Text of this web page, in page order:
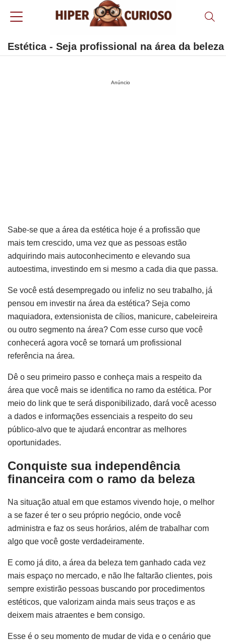
Estética - Seja profissional na área da beleza
Anúncio
Sabe-se que a área da estética hoje é a profissão que
mais tem crescido, uma vez que as pessoas estão
adquirindo mais autoconhecimento e elevando sua
autoestima, investindo em si mesmo a cada dia que passa.
Se você está desempregado ou infeliz no seu trabalho, já
pensou em investir na área da estética? Seja como
maquiadora, extensionista de cílios, manicure, cabeleireira
ou outro segmento na área? Com esse curso que você
conhecerá agora você se tornará um profissional
referência na área.
Dê o seu primeiro passo e conheça mais a respeito da
área que você mais se identifica no ramo da estética. Por
meio do link que te será disponibilizado, dará você acesso
a dados e informações essenciais a respeito do seu
público-alvo que te ajudará encontrar as melhores
oportunidades.
Conquiste sua independência
financeira com o ramo da beleza
Na situação atual em que estamos vivendo hoje, o melhor
a se fazer é ter o seu próprio negócio, onde você
administra e faz os seus horários, além de trabalhar com
algo que você goste verdadeiramente.
E como já dito, a área da beleza tem ganhado cada vez
mais espaço no mercado, e não lhe faltarão clientes, pois
sempre existirão pessoas buscando por procedimentos
estéticos, que valorizam ainda mais seus traços e as
deixem mais atraentes e bem consigo.
Esse é o seu momento de mudar de vida e o cenário que